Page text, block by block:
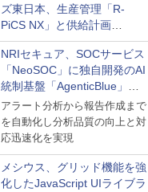
ズ東日本、生産管理「R-
PiCS NX」と供給計画
「scSQUARE ISP」の連携サ
ービスを提供開始
NRIセキュア、SOCサービス
「NeoSOC」に独自開発のAI
統制基盤「AgenticBlue」を
導入
アラート分析から報告作成まで
を自動化し分析品質の向上と対
応迅速化を実現
メシウス、グリッド機能を強
化したJavaScript UIライブラ